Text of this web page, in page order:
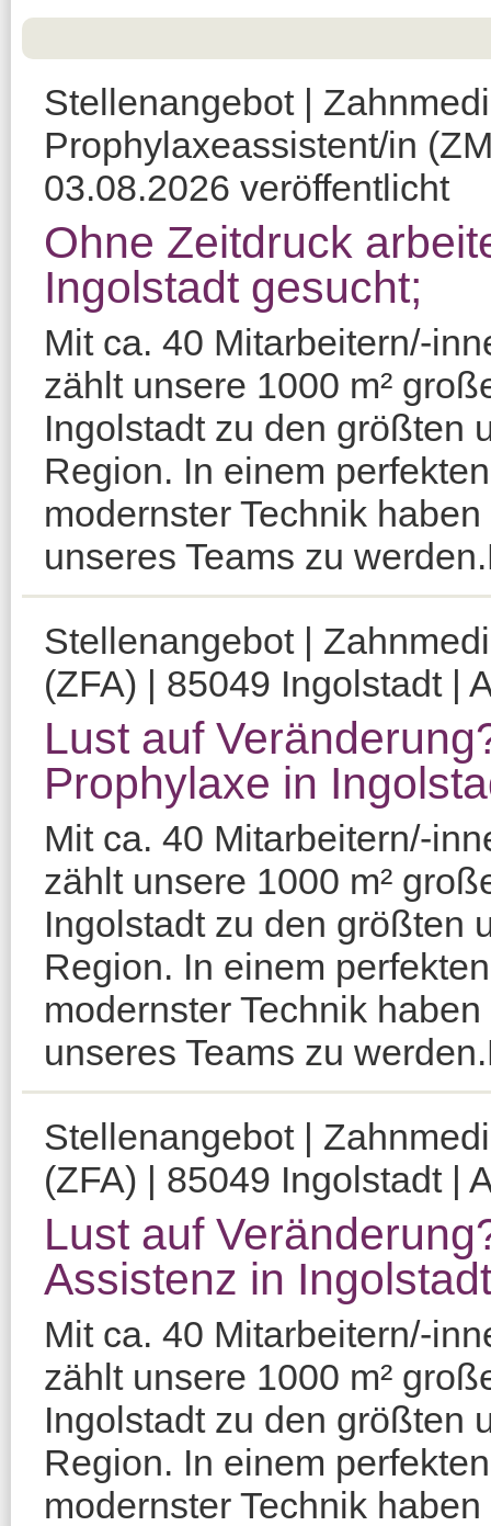
Stellenangebot |
Prophylaxeassistent/in
03.08.2026 veröffentlicht
Ohne Zeitdruck
Ingolstadt gesucht;
Mit ca. 40 Mitarbeitern/-
zählt unsere 1000 m²
Ingolstadt zu den größten
Region. In einem
modernster Technik
unseres Teams zu
Stellenangebot |
(ZFA) | 85049 Ingolstadt |
Lust auf
Prophylaxe in
Mit ca. 40 Mitarbeitern/-
zählt unsere 1000 m²
Ingolstadt zu den größten
Region. In einem
modernster Technik
unseres Teams zu
Stellenangebot |
(ZFA) | 85049 Ingolstadt |
Lust auf
Assistenz in
Mit ca. 40 Mitarbeitern/-
zählt unsere 1000 m²
Ingolstadt zu den größten
Region. In einem
modernster Technik